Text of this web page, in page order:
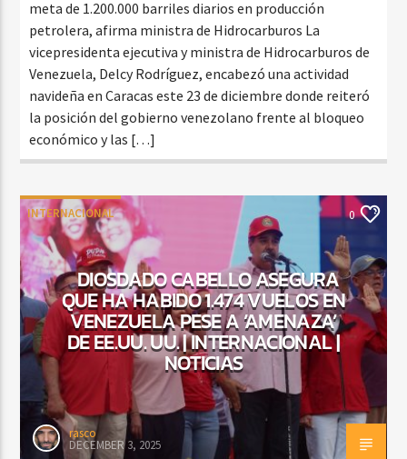
meta de 1.200.000 barriles diarios en producción
petrolera, afirma ministra de Hidrocarburos La
vicepresidenta ejecutiva y ministra de Hidrocarburos de
Venezuela, Delcy Rodríguez, encabezó una actividad
navideña en Caracas este 23 de diciembre donde reiteró
la posición del gobierno venezolano frente al bloqueo
económico y las […]
INTERNACIONAL 0
DIOSDADO CABELLO ASEGURA
QUE HA HABIDO 1.474 VUELOS EN
VENEZUELA PESE A ‘AMENAZA’
DE EE.UU. UU. | INTERNACIONAL |
NOTICIAS
rasco
DECEMBER 3, 2025